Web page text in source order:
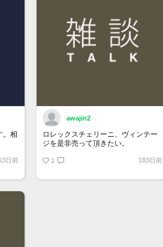
。相
日前
awajin2
ロレックスチェリーニ、ヴィンテー
ジを是非売って頂きたい。
1 183日前